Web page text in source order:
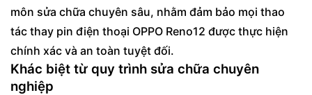
môn sửa chữa chuyên sâu, nhằm đảm bảo mọi thao
tác thay pin điện thoại OPPO Reno12 được thực hiện
chính xác và an toàn tuyệt đối.
Khác biệt từ quy trình sửa chữa chuyên
nghiệp